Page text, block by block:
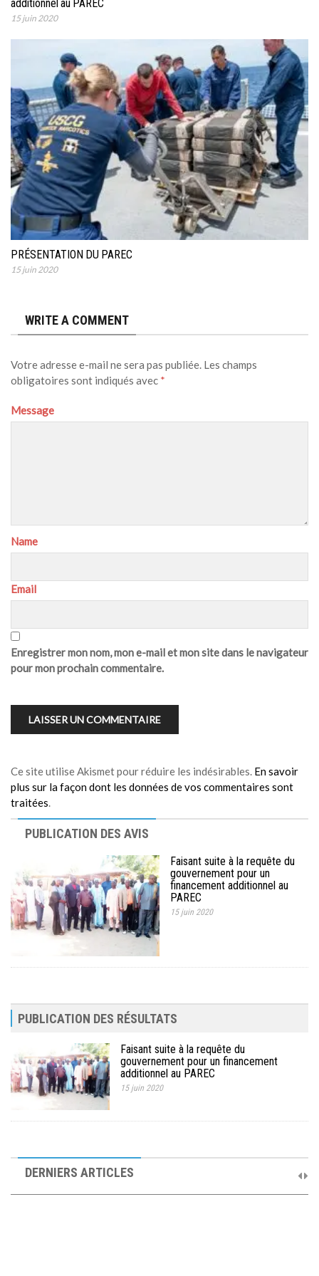
additionnel au PAREC
15 juin 2020
PRÉSENTATION DU PAREC
15 juin 2020
WRITE A COMMENT
Votre adresse e-mail ne sera pas publiée. Les champs
obligatoires sont indiqués avec *
Message
Name
Email
Enregistrer mon nom, mon e-mail et mon site dans le navigateur
pour mon prochain commentaire.
Ce site utilise Akismet pour réduire les indésirables. En savoir
plus sur la façon dont les données de vos commentaires sont
traitées.
PUBLICATION DES AVIS
Faisant suite à la requête du
gouvernement pour un
financement additionnel au
PAREC
15 juin 2020
PUBLICATION DES RÉSULTATS
Faisant suite à la requête du
gouvernement pour un financement
additionnel au PAREC
15 juin 2020
DERNIERS ARTICLES
Comité de Pilotage du PAREC
19 septembre 2025